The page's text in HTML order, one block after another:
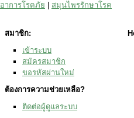
อาการโรคภัย สมุนไพรรักษาโรค
สมาชิก:
เข้าระบบ
สมัครสมาชิก
ขอรหัสผ่านใหม่
ต้องการความช่วยเหลือ?
ติดต่อผู้ดูแลระบบ